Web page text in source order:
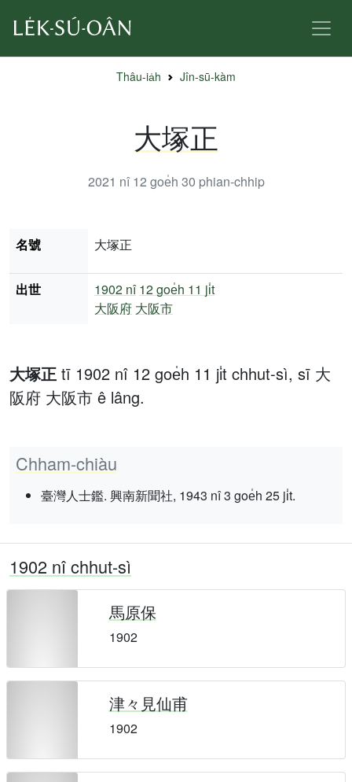
Thâu-ia̍h Jîn-sū-kàm
大塚正
2021 nî 12 goe̍h 30 phian-chhip
大塚正 tī 1902 nî 12 goe̍h 11 ji̍t chhut-sì, sī 大
阪府 大阪市 ê lâng.
Chham-chiàu
臺灣人士鑑. 興南新聞社, 1943 nî 3 goe̍h 25 ji̍t.
名號 大塚正
出世 1902 nî 12 goe̍h 11 ji̍t
大阪府 大阪市
1902 nî chhut-sì
馬原保
1902
津々見仙甫
1902